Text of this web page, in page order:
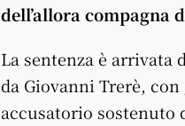
dell’allora compagna
La sentenza è
da Giovanni Trerè,
accusatorio sostenuto